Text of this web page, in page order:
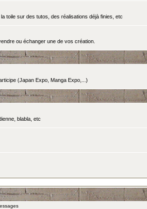
toile sur des tutos, des réalisations déjà finies, etc
ou échanger une de vos création.
(Japan Expo, Manga Expo,...)
blabla, etc